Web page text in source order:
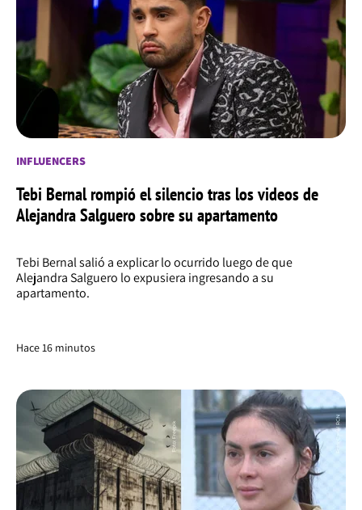
INFLUENCERS
Tebi Bernal rompió el silencio tras los videos de
Alejandra Salguero sobre su apartamento
Tebi Bernal salió a explicar lo ocurrido luego de que
Alejandra Salguero lo expusiera ingresando a su
apartamento.
Hace 16 minutos